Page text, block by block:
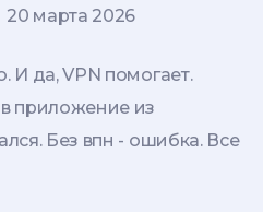
20 марта 2026
И да, VPN помогает.
приложение из
Без впн - ошибка. Все